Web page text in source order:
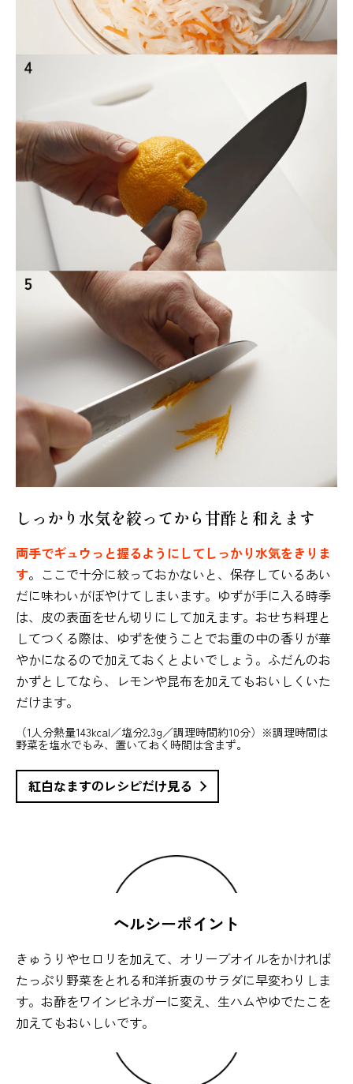
しっかり水気を絞ってから甘酢と和えます
両手でギュウっと握るようにしてしっかり水気をきりま
す。ここで十分に絞っておかないと、保存しているあい
だに味わいがぼやけてしまいます。ゆずが手に入る時季
は、皮の表面をせん切りにして加えます。おせち料理と
してつくる際は、ゆずを使うことでお重の中の香りが華
やかになるので加えておくとよいでしょう。ふだんのお
かずとしてなら、レモンや昆布を加えてもおいしくいた
だけます。
（1人分熱量143kcal／塩分2.3g／調理時間約10分）※調理時間は
野菜を塩水でもみ、置いておく時間は含まず。
紅白なますのレシピだけ見る
ヘルシーポイント
きゅうりやセロリを加えて、オリーブオイルをかければ
たっぷり野菜をとれる和洋折衷のサラダに早変わりしま
す。お酢をワインビネガーに変え、生ハムやゆでたこを
加えてもおいしいです。